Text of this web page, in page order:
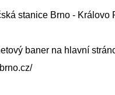
stanice Brno - Královo
baner na hlavní